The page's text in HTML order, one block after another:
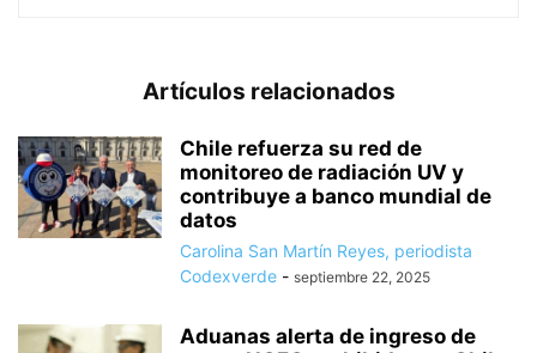
Artículos relacionados
Chile refuerza su red de
monitoreo de radiación UV y
contribuye a banco mundial de
datos
Carolina San Martín Reyes, periodista
Codexverde - septiembre 22, 2025
Aduanas alerta de ingreso de